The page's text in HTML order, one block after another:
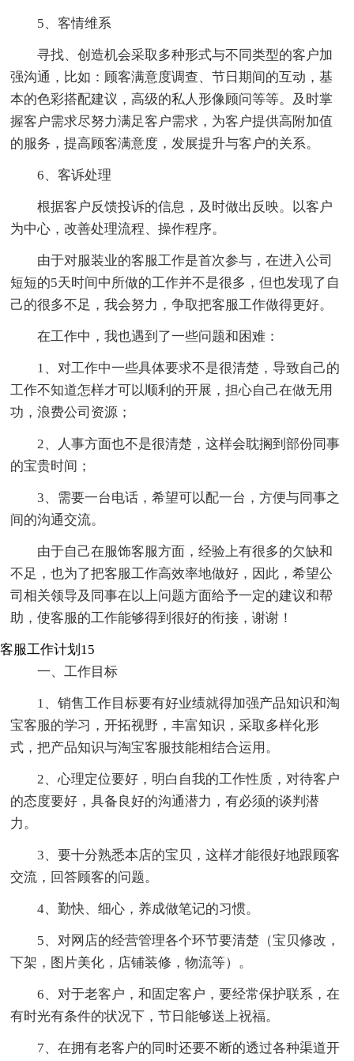
5、客情维系
寻找、创造机会采取多种形式与不同类型的客户加
强沟通，比如：顾客满意度调查、节日期间的互动，基
本的色彩搭配建议，高级的私人形像顾问等等。及时掌
握客户需求尽努力满足客户需求，为客户提供高附加值
的服务，提高顾客满意度，发展提升与客户的关系。
6、客诉处理
根据客户反馈投诉的信息，及时做出反映。以客户
为中心，改善处理流程、操作程序。
由于对服装业的客服工作是首次参与，在进入公司
短短的5天时间中所做的工作并不是很多，但也发现了自
己的很多不足，我会努力，争取把客服工作做得更好。
在工作中，我也遇到了一些问题和困难：
1、对工作中一些具体要求不是很清楚，导致自己的
工作不知道怎样才可以顺利的开展，担心自己在做无用
功，浪费公司资源；
2、人事方面也不是很清楚，这样会耽搁到部份同事
的宝贵时间；
3、需要一台电话，希望可以配一台，方便与同事之
间的沟通交流。
由于自己在服饰客服方面，经验上有很多的欠缺和
不足，也为了把客服工作高效率地做好，因此，希望公
司相关领导及同事在以上问题方面给予一定的建议和帮
助，使客服的工作能够得到很好的衔接，谢谢！
客服工作计划15
一、工作目标
1、销售工作目标要有好业绩就得加强产品知识和淘
宝客服的学习，开拓视野，丰富知识，采取多样化形
式，把产品知识与淘宝客服技能相结合运用。
2、心理定位要好，明白自我的工作性质，对待客户
的态度要好，具备良好的沟通潜力，有必须的谈判潜
力。
3、要十分熟悉本店的宝贝，这样才能很好地跟顾客
交流，回答顾客的问题。
4、勤快、细心，养成做笔记的习惯。
5、对网店的经营管理各个环节要清楚（宝贝修改，
下架，图片美化，店铺装修，物流等）。
6、对于老客户，和固定客户，要经常保护联系，在
有时光有条件的状况下，节日能够送上祝福。
7、在拥有老客户的同时还要不断的透过各种渠道开